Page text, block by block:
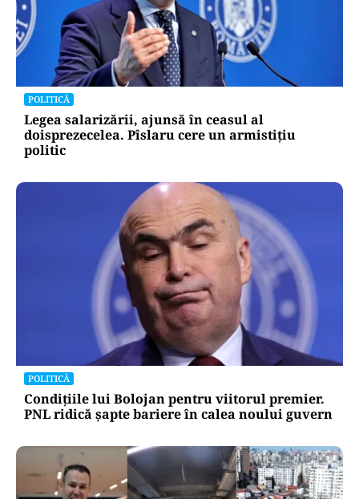
POLITICĂ
Legea salarizării, ajunsă în ceasul al
doisprezecelea. Pîslaru cere un armistițiu
politic
POLITICĂ
Condițiile lui Bolojan pentru viitorul premier.
PNL ridică șapte bariere în calea noului guvern